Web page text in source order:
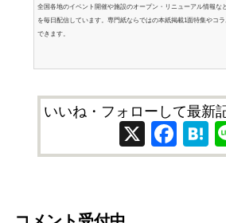
全国各地のイベント開催や施設のオープン・リニューアル情報な
を毎日配信しています。専門紙ならではの本紙掲載1面特集やコ
できます。
いいね・フォローして最新
X